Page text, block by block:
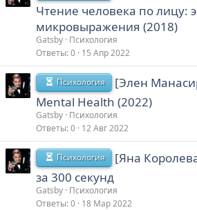
Чтение человека по лицу:
микровыражения (2018)
Gatsby Психология
Ответы 0 15 Апр 2022
Психология
[Элен
Mental Health (2022)
Gatsby Психология
Ответы 0 12 Авг 2022
Психология
[Яна
за 300 секунд
Gatsby Психология
Ответы 0 18 Мар 2022